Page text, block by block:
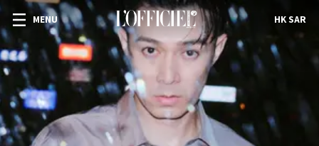
MENU HK SAR